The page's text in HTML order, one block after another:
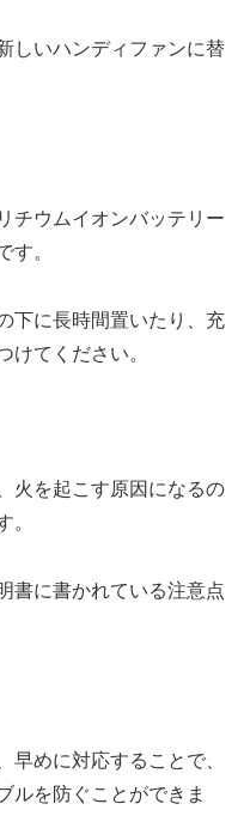
しいハンディファンに替
チウムイオンバッテリー
す。
下に長時間置いたり、充
けてください。
火を起こす原因になるの
。
書に書かれている注意点
早めに対応することで、
ルを防ぐことができま